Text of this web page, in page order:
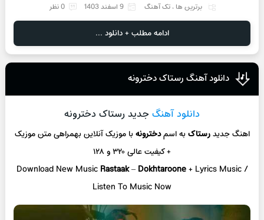
برترین ها ، تک آهنگ 9 اسفند 1403 0 نظر
ادامه مطلب + دانلود ...
دانلود آهنگ رستاک دخترونه
دانلود آهنگ جدید رستاک دخترونه
اهنگ جدیدرستاکبه اسمدخترونهبا موزیک آنلاینبهمراهی متن موزیک
+ کیفیت عالی ۳۲۰ و ۱۲۸
Download New Music Rastaak–Dokhtaroone+ Lyrics Music /
Listen To Music Now